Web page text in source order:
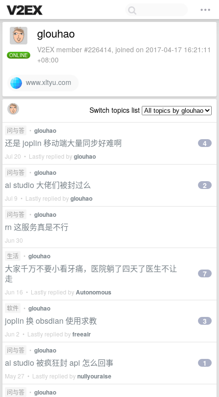
ONLINE
glouhao
V2EX member #226414, joined on 2017-04-17 16:21:11
+08:00
www.xltyu.com
Switch topics list
问与答 • glouhao
还是 joplin 移动端大量同步好难啊
Jul 20 • Lastly replied byglouhao
4
问与答 • glouhao
ai studio 大佬们被封过么
Jul 9 • Lastly replied byglouhao
2
问与答 • glouhao
rn 这服务真是不行
Jun 30
生活
• glouhao
大家千万不要小看牙痛，医院躺了四天了医生不让
走
Jun 16 • Lastly replied byAutonomous
7
软件 • glouhao
joplin 换 obsdian 使用求教
Jun 2 • Lastly replied byfreeair
3
问与答 • glouhao
ai studio 被疯狂封 api 怎么回事
May 27 • Lastly replied bynullyouraise
1
问与答 • glouhao